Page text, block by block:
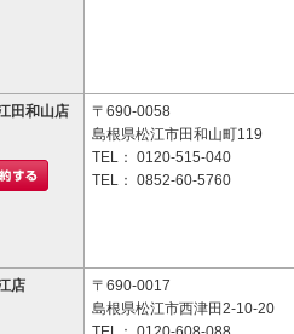
田和山店
〒690-0058
島根県松江市田和山町119
TEL： 0120-515-040
TEL： 0852-60-5760
店
〒690-0017
島根県松江市西津田2-10-20